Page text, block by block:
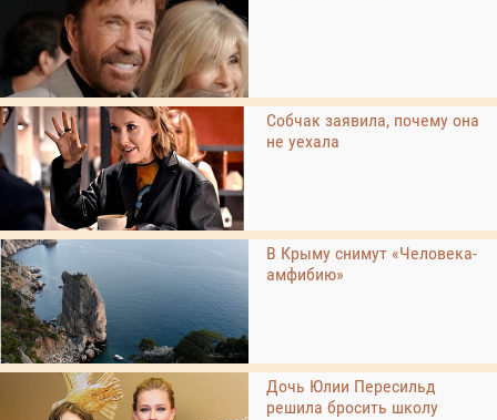
Собчак заявила, почему она
не уехала
В Крыму снимут «Человека-
амфибию»
Дочь Юлии Пересильд
решила бросить школу